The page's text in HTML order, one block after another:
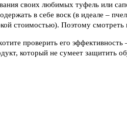
своих любимых туфель или
в себе воск (в идеале –
стоимостью). Поэтому смотреть
проверить его
который не сумеет защитить